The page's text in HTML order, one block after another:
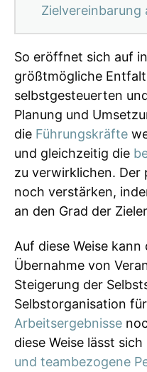
Zielvereinbarung
So eröffnet sich auf
größtmögliche
selbstgesteuerten
Planung und
die Führungskräfte
und gleichzeitig die
zu verwirklichen. Der
noch verstärken,
an den Grad der
Auf diese Weise kann
Übernahme von
Steigerung der
Selbstorganisation
Arbeitsergebnisse
diese Weise lässt
und teambezogene